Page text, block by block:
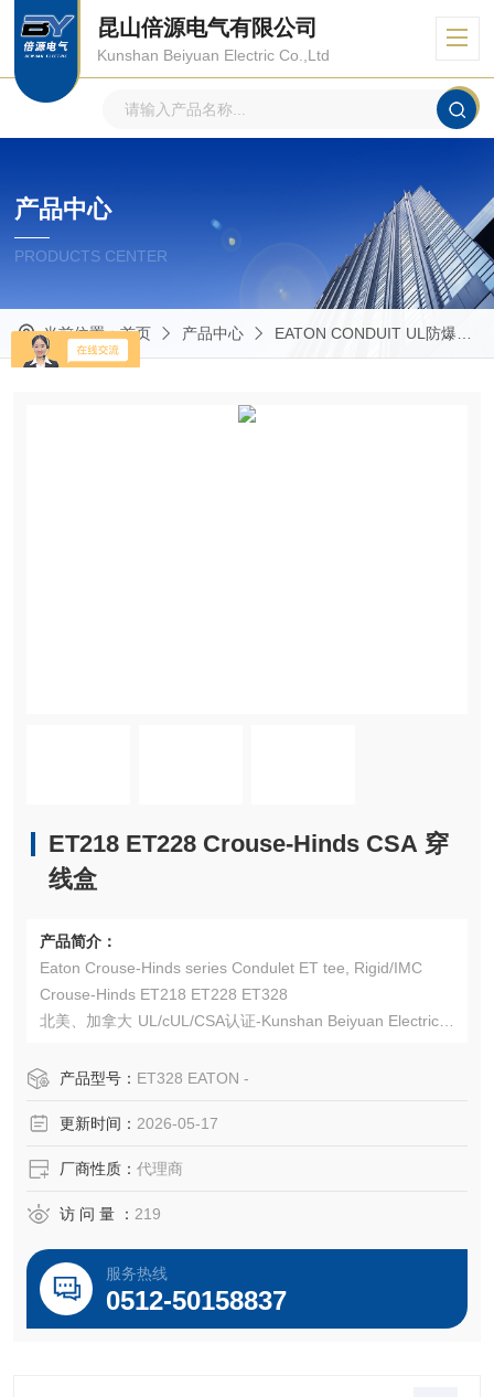
昆山倍源电气有限公司
Kunshan Beiyuan Electric Co.,Ltd
产品中心
PRODUCTS CENTER
当前位置：首页 产品中心 EATON CONDUIT UL防爆管件
ET218 ET228 Crouse-Hinds CSA 穿
线盒
产品简介：
Eaton Crouse-Hinds series Condulet ET tee, Rigid/IMC
Crouse-Hinds ET218 ET228 ET328
北美、加拿大 UL/cUL/CSA认证-Kunshan Beiyuan Electric C
产品型号： ET328 EATON -
更新时间： 2026-05-17
厂商性质： 代理商
访 问 量 ： 219
服务热线
0512-50158837